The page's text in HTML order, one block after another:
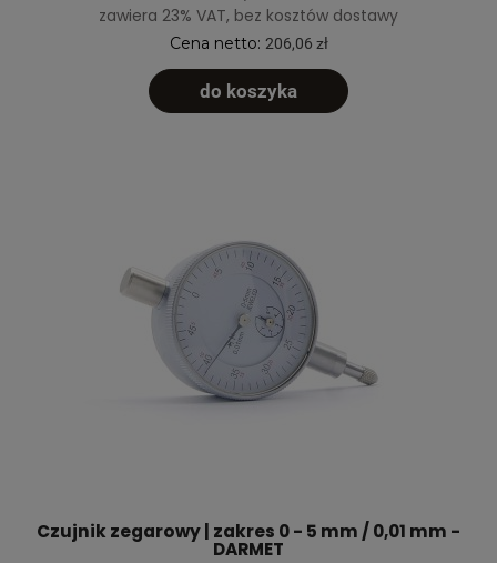
zawiera 23% VAT, bez kosztów dostawy
Cena netto: 206,06 zł
do koszyka
Czujnik zegarowy | zakres 0 - 5 mm / 0,01 mm -
DARMET